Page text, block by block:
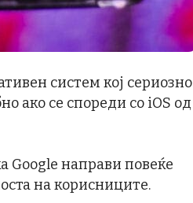
систем кој сериозно
ако се спореди со iOS од
Google направи повеќе
на корисниците.